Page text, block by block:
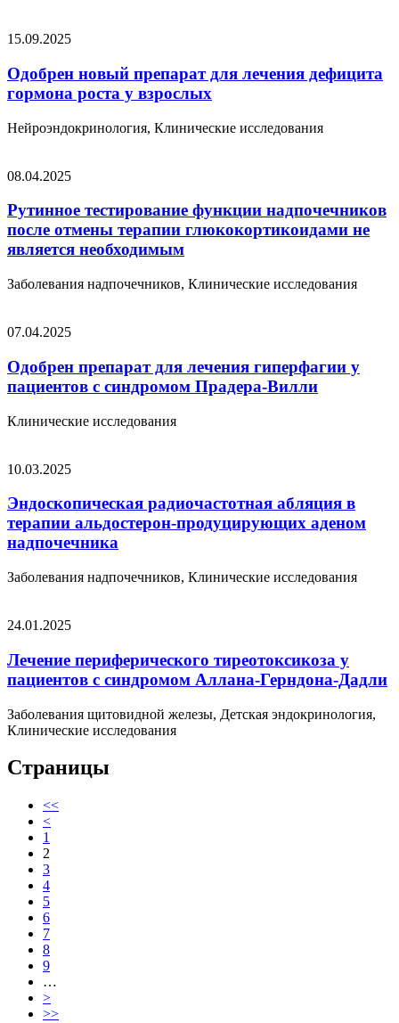
15.09.2025
Одобрен новый препарат для лечения дефицита
гормона роста у взрослых
Нейроэндокринология, Клинические исследования
08.04.2025
Рутинное тестирование функции надпочечников
после отмены терапии глюкокортикоидами не
является необходимым
Заболевания надпочечников, Клинические исследования
07.04.2025
Одобрен препарат для лечения гиперфагии у
пациентов с синдромом Прадера-Вилли
Клинические исследования
10.03.2025
Эндоскопическая радиочастотная абляция в
терапии альдостерон-продуцирующих аденом
надпочечника
Заболевания надпочечников, Клинические исследования
24.01.2025
Лечение периферического тиреотоксикоза у
пациентов с синдромом Аллана-Герндона-Дадли
Заболевания щитовидной железы, Детская эндокринология,
Клинические исследования
Страницы
<<
<
1
2
3
4
5
6
7
8
9
…
>
>>